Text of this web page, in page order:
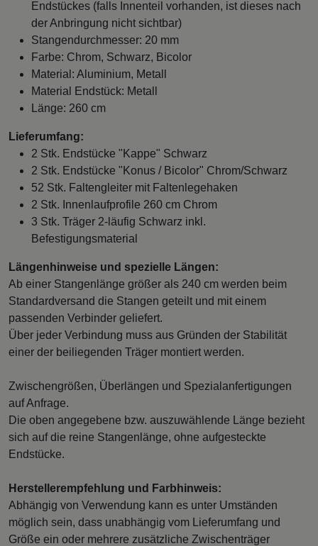
Endstückes (falls Innenteil vorhanden, ist dieses nach
der Anbringung nicht sichtbar)
Stangendurchmesser: 20 mm
Farbe: Chrom, Schwarz, Bicolor
Material: Aluminium, Metall
Material Endstück: Metall
Länge: 260 cm
Lieferumfang:
2 Stk. Endstücke "Kappe" Schwarz
2 Stk. Endstücke "Konus / Bicolor" Chrom/Schwarz
52 Stk. Faltengleiter mit Faltenlegehaken
2 Stk. Innenlaufprofile 260 cm Chrom
3 Stk. Träger 2-läufig Schwarz inkl.
Befestigungsmaterial
Längenhinweise und spezielle Längen:
Ab einer Stangenlänge größer als 240 cm werden beim
Standardversand die Stangen geteilt und mit einem
passenden Verbinder geliefert.
Über jeder Verbindung muss aus Gründen der Stabilität
einer der beiliegenden Träger montiert werden.
Zwischengrößen, Überlängen und Spezialanfertigungen
auf Anfrage.
Die oben angegebene bzw. auszuwählende Länge bezieht
sich auf die reine Stangenlänge, ohne aufgesteckte
Endstücke.
Herstellerempfehlung und Farbhinweis:
Abhängig von Verwendung kann es unter Umständen
möglich sein, dass unabhängig vom Lieferumfang und
Größe ein oder mehrere zusätzliche Zwischenträger